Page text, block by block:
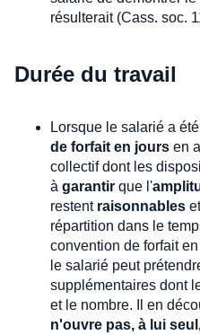
résulterait (Cass. soc.
Durée du travail
Lorsque le salarié a
de forfait en jours en
collectif dont les
à garantir que l'
restent raisonnables
répartition dans le
convention de forfait
le salarié peut
supplémentaires dont
et le nombre. Il en
n'ouvre pas, à lui